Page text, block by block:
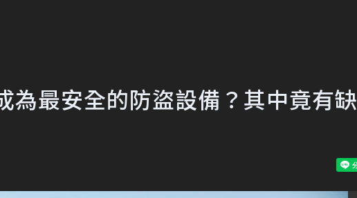
為最安全的防盜設備？其中竟有缺